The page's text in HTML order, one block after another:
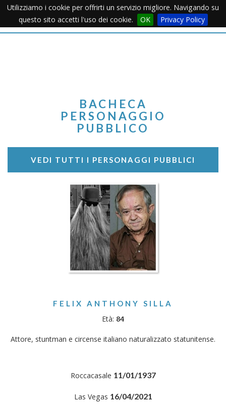
Utilizziamo i cookie per offrirti un servizio migliore. Navigando su
questo sito accetti l'uso dei cookie.
OK Privacy PolicyMenu
BACHECA
PERSONAGGIO
PUBBLICO
VEDI TUTTI I PERSONAGGI PUBBLICI
FELIX ANTHONY SILLA
Età: 84
Attore, stuntman e circense italiano naturalizzato statunitense.
Roccacasale 11/01/1937
Las Vegas 16/04/2021